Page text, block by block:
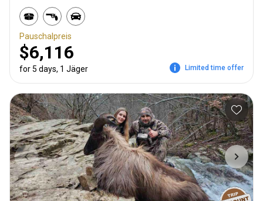
Pauschalpreis
$6,116
for 5 days, 1 Jäger Limited time offer